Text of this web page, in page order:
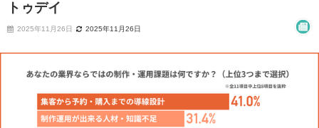
トゥデイ
2025年11月26日 2025年11月26日